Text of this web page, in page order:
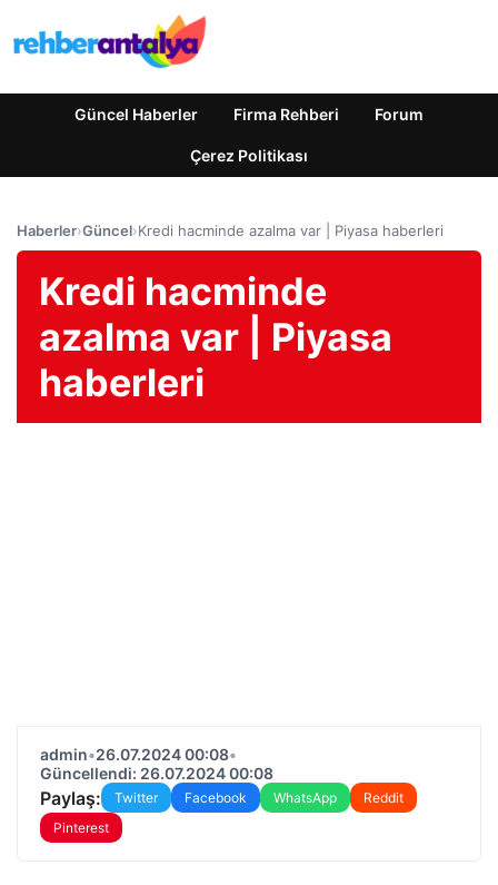
Güncel Haberler Firma Rehberi Forum
Çerez Politikası
Haberler›Güncel›Kredi hacminde azalma var | Piyasa haberleri
Kredi hacminde
azalma var | Piyasa
haberleri
admin•26.07.2024 00:08•
Güncellendi: 26.07.2024 00:08
Paylaş: Twitter Facebook WhatsApp
Reddit
Pinterest